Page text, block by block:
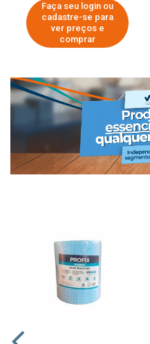
Faça seu login ou
cadastre-se para
ver preços e
comprar